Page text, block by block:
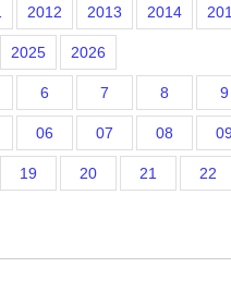
2012 2013 2014
2025 2026
6 7 8 9
06 07 08 09
19 20 21 22